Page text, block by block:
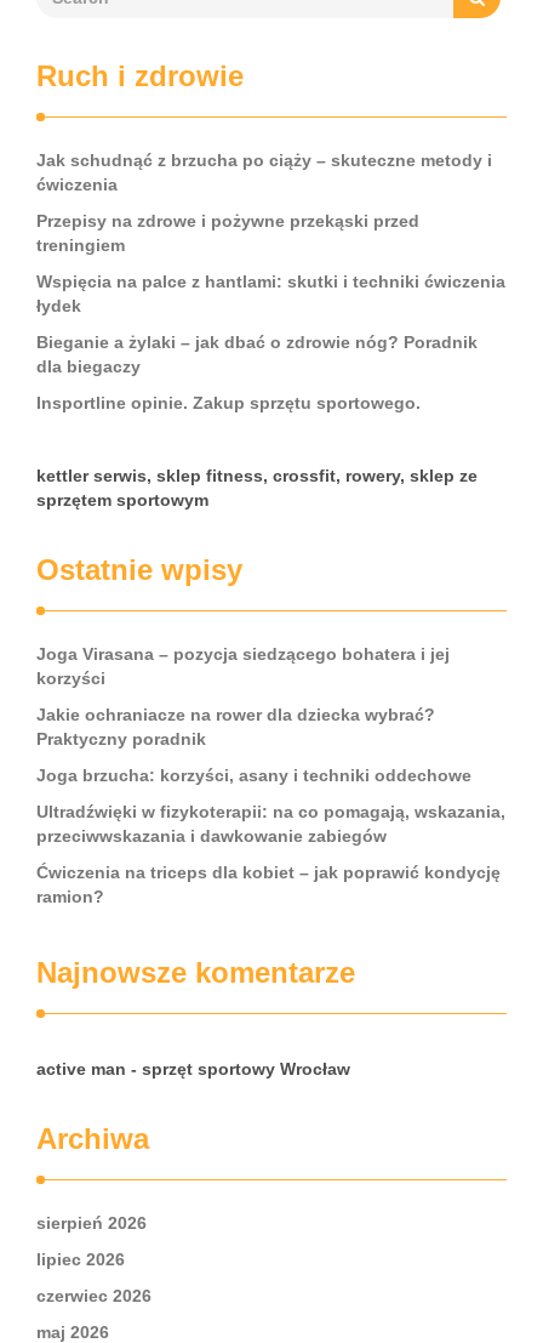
Ruch i zdrowie
Jak schudnąć z brzucha po ciąży – skuteczne metody i
ćwiczenia
Przepisy na zdrowe i pożywne przekąski przed
treningiem
Wspięcia na palce z hantlami: skutki i techniki ćwiczenia
łydek
Bieganie a żylaki – jak dbać o zdrowie nóg? Poradnik
dla biegaczy
Insportline opinie. Zakup sprzętu sportowego.
kettler serwis, sklep fitness, crossfit, rowery, sklep ze
sprzętem sportowym
Ostatnie wpisy
Joga Virasana – pozycja siedzącego bohatera i jej
korzyści
Jakie ochraniacze na rower dla dziecka wybrać?
Praktyczny poradnik
Joga brzucha: korzyści, asany i techniki oddechowe
Ultradźwięki w fizykoterapii: na co pomagają, wskazania,
przeciwwskazania i dawkowanie zabiegów
Ćwiczenia na triceps dla kobiet – jak poprawić kondycję
ramion?
Najnowsze komentarze
active man - sprzęt sportowy Wrocław
Archiwa
sierpień 2026
lipiec 2026
czerwiec 2026
maj 2026